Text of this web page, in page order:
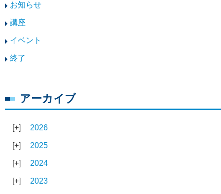
お知らせ
講座
イベント
終了
アーカイブ
2026
2025
2024
2023